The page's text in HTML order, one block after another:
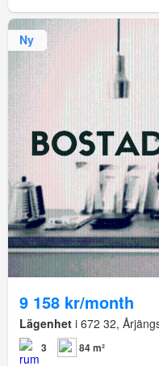
Ny
9 158 kr/month
Lägenhet i 672 32,
3
84 m²